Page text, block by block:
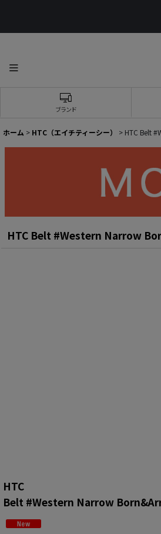
ブランド
ホーム > HTC（エイチティーシー） > HTC Belt
HTC Belt #Western Narrow
HTC
Belt #Western Narrow